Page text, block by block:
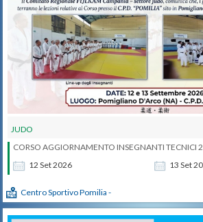
JUDO
12 Set2026 13 Set
CORSO AGGIORNAMENTO INSEGNANTI TECNICI
Centro Sportivo Pomilia -